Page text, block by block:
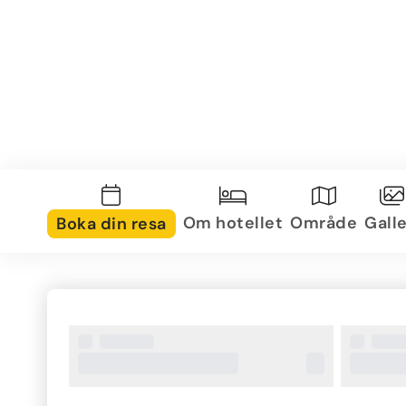
Boka din resa Om hotellet Område